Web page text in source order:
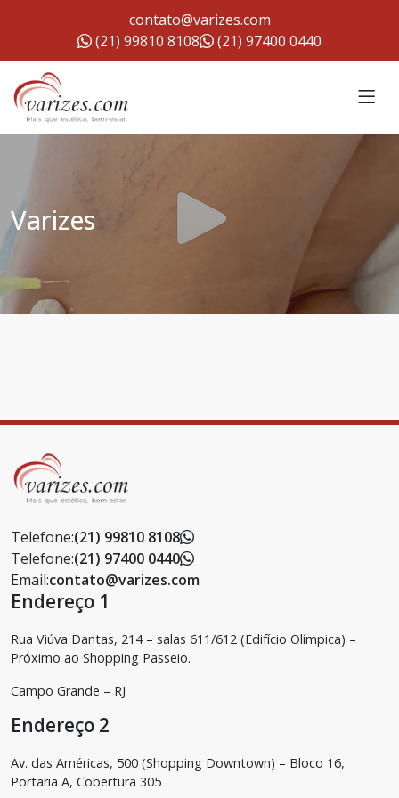
contato@varizes.com
(21) 99810 8108
(21) 97400 0440
Varizes
Telefone:(21) 99810 8108
Telefone:(21) 97400 0440
Email:contato@varizes.com
Endereço 1
Rua Viúva Dantas, 214 – salas 611/612 (Edifício Olímpica) –
Próximo ao Shopping Passeio.
Campo Grande – RJ
Endereço 2
Av. das Américas, 500 (Shopping Downtown) – Bloco 16,
Portaria A, Cobertura 305